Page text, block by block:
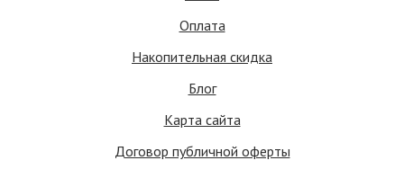
Оплата
Накопительная скидка
Блог
Карта сайта
Договор публичной оферты